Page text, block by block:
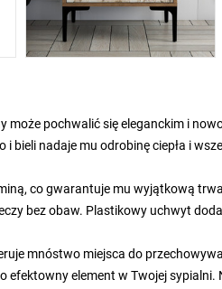
może pochwalić się eleganckim i
i bieli nadaje mu odrobinę ciepła i
co gwarantuje mu wyjątkową
bez obaw. Plastikowy uchwyt
mnóstwo miejsca do
element w Twojej